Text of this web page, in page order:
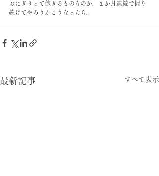
おにぎりって飽きるものなのか。１か月連続で握り
続けてやろうかこうなったら。
最新記事 すべて表示